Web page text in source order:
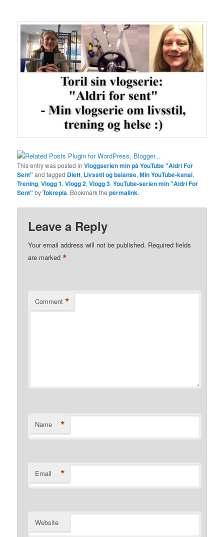
This entry was posted inVloggserien min på YouTube "Aldri For
Sent" and tagged Diett, Livsstil og balanse,Min YouTube-kanal,
Trening,Vlogg 1,Vlogg 2,Vlogg 3,YouTube-serien min "Aldri For
Sent" byTokrepia. Bookmark thepermalink.
Leave a Reply
Your email address will not be published. Required fields
are marked*
Comment *
Name *
Email *
Website